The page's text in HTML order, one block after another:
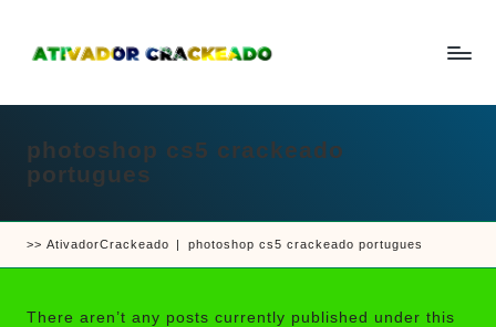
content
ti
a
d
o
e
a
k
completo
sobre
software
photoshop cs5 crackeado
portugues
>> AtivadorCrackeado | photoshop cs5 crackeado portugues
There aren’t any posts currently published under this